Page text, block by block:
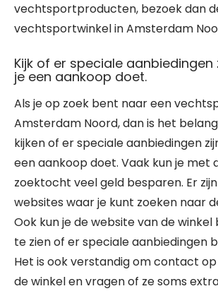
vechtsportproducten, bezoek dan
vechtsportwinkel in Amsterdam
Kijk of er speciale
je een aankoop doet.
Als je op zoek bent naar een
Amsterdam Noord, dan is het
kijken of er speciale aanbiedingen
een aankoop doet. Vaak kun je met
zoektocht veel geld besparen. Er
websites waar je kunt zoeken naar
Ook kun je de website van de
te zien of er speciale aanbiedingen
Het is ook verstandig om contact
de winkel en vragen of ze soms